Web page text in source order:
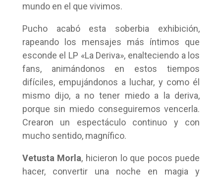
mundo en el que vivimos.
Pucho acabó esta soberbia exhibición,
rapeando los mensajes más íntimos que
esconde el LP «La Deriva», enalteciendo a los
fans, animándonos en estos tiempos
difíciles, empujándonos a luchar, y como él
mismo dijo, a no tener miedo a la deriva,
porque sin miedo conseguiremos vencerla.
Crearon un espectáculo continuo y con
mucho sentido, magnífico.
Vetusta Morla, hicieron lo que pocos puede
hacer, convertir una noche en magia y